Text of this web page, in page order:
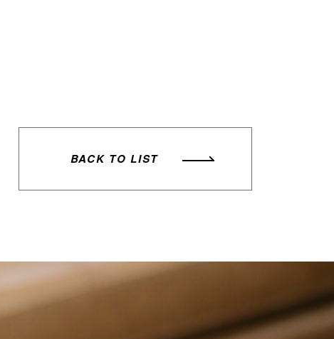
BACK TO LIST